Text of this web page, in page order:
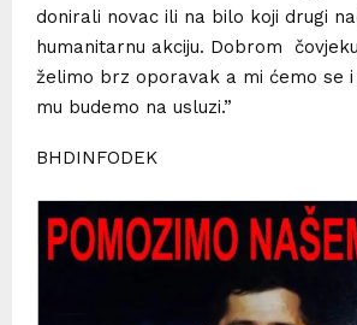
donirali novac ili na bilo koji drugi
humanitarnu akciju. Dobrom
želimo brz oporavak a mi ćemo se
mu budemo na usluzi.”
BHDINFODEK